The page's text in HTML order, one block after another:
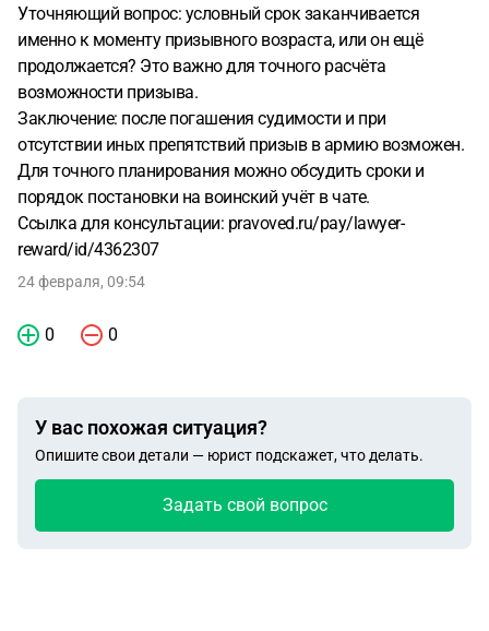
Уточняющий вопрос: условный срок заканчивается
именно к моменту призывного возраста, или он ещё
продолжается? Это важно для точного расчёта
возможности призыва.
Заключение: после погашения судимости и при
отсутствии иных препятствий призыв в армию возможен.
Для точного планирования можно обсудить сроки и
порядок постановки на воинский учёт в чате.
Ссылка для консультации: pravoved.ru/pay/lawyer-
reward/id/4362307
24 февраля, 09:54
0 0
У вас похожая ситуация?
Опишите свои детали — юрист подскажет, что делать.
Задать свой вопрос